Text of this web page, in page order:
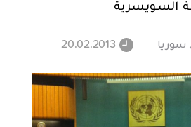
السويسرية
سوريا 20.02.2013